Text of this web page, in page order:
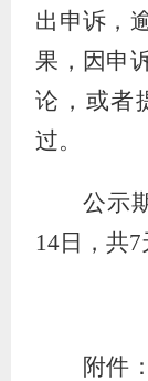
出申诉，
果，因申
论，或者
过。
公示
14日，共7
附件